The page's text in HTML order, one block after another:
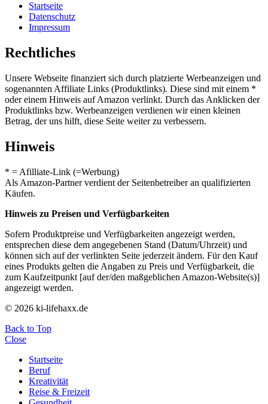
Startseite
Datenschutz
Impressum
Rechtliches
Unsere Webseite finanziert sich durch platzierte Werbeanzeigen und
sogenannten Affiliate Links (Produktlinks). Diese sind mit einem *
oder einem Hinweis auf Amazon verlinkt. Durch das Anklicken der
Produktlinks bzw. Werbeanzeigen verdienen wir einen kleinen
Betrag, der uns hilft, diese Seite weiter zu verbessern.
Hinweis
* = Afilliate-Link (=Werbung)
Als Amazon-Partner verdient der Seitenbetreiber an qualifizierten
Käufen.
Hinweis zu Preisen und Verfügbarkeiten
Sofern Produktpreise und Verfügbarkeiten angezeigt werden,
entsprechen diese dem angegebenen Stand (Datum/Uhrzeit) und
können sich auf der verlinkten Seite jederzeit ändern. Für den Kauf
eines Produkts gelten die Angaben zu Preis und Verfügbarkeit, die
zum Kaufzeitpunkt [auf der/den maßgeblichen Amazon-Website(s)]
angezeigt werden.
© 2026 ki-lifehaxx.de
Back to Top
Close
Startseite
Beruf
Kreativität
Reise & Freizeit